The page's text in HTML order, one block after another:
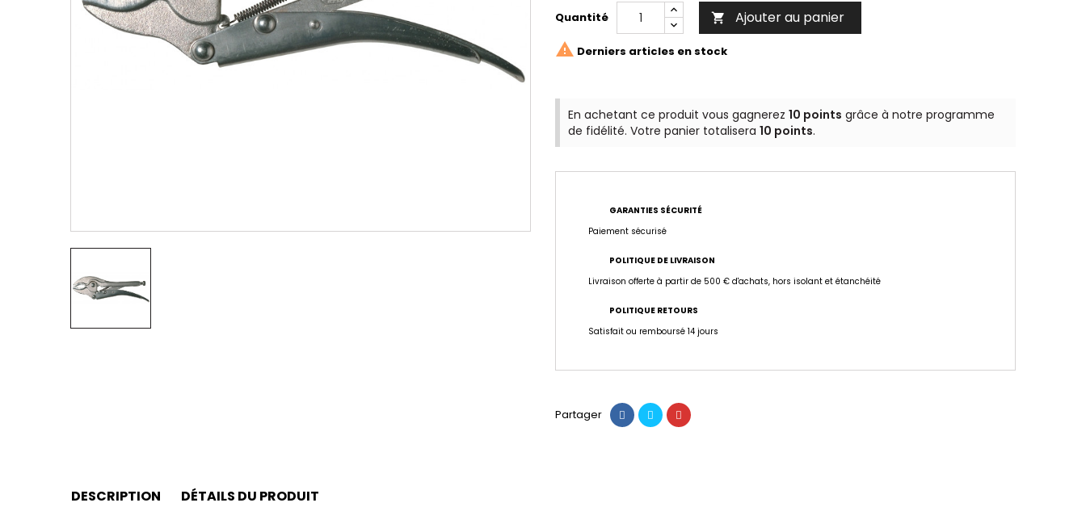
Quantité  Ajouter au panier
 Derniers articles en stock
En achetant ce produit vous gagnerez 10 points grâce à notre programme
de fidélité. Votre panier totalisera 10 points.
GARANTIES SÉCURITÉ
Paiement sécurisé
POLITIQUE DE LIVRAISON
Livraison offerte à partir de 500 € d'achats, hors isolant et étanchéité
POLITIQUE RETOURS
Satisfait ou remboursé 14 jours
Partager
DESCRIPTION DÉTAILS DU PRODUIT